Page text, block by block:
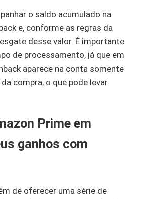
o saldo acumulado na
e, conforme as regras da
desse valor. É importante
de processamento, já que em
aparece na conta somente
compra, o que pode levar
Prime em
ganhos com
de oferecer uma série de